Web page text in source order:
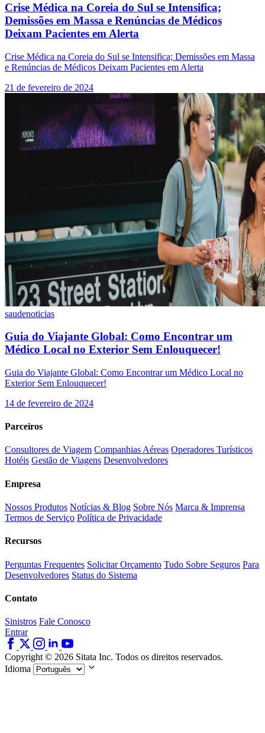
Crise Médica na Coreia do Sul se Intensifica;
Demissões em Massa e Renúncias de Médicos
Deixam Pacientes em Alerta
Crise Médica na Coreia do Sul se Intensifica; Demissões em Massa
e Renúncias de Médicos Deixam Pacientes em Alerta
21 de fevereiro de 2024
saudenoticias
Guia do Viajante Global: Como Encontrar um
Médico Local no Exterior Sem Enlouquecer!
Guia do Viajante Global: Como Encontrar um Médico Local no
Exterior Sem Enlouquecer!
14 de fevereiro de 2024
Parceiros
Consultores de Viagem Companhias Aéreas Operadores Turísticos
Hotéis Gestão de Viagens Desenvolvedores
Empresa
Nossos Produtos Notícias & Blog Sobre Nós Marca & Imprensa
Termos de Serviço Política de Privacidade
Recursos
Perguntas Frequentes Solicitar Orçamento Tudo Sobre Seguros Para
Desenvolvedores Status do Sistema
Contato
Sinistros Fale Conosco
Entrar
Copyright © 2026 Sitata Inc. Todos os direitos reservados.
Idioma